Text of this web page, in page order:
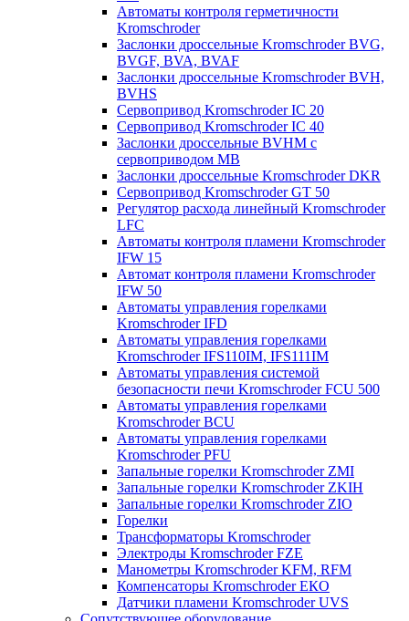
Автоматы контроля герметичности
Kromschroder
Заслонки дроссельные Kromschroder BVG,
BVGF, BVA, BVAF
Заслонки дроссельные Kromschroder BVH,
BVHS
Сервопривод Kromschroder IC 20
Сервопривод Kromschroder IC 40
Заслонки дроссельные BVHM с
сервоприводом МВ
Заслонки дроссельные Kromschroder DKR
Cервопривод Kromschroder GT 50
Регулятор расхода линейный Kromschroder
LFC
Автоматы контроля пламени Kromschroder
IFW 15
Автомат контроля пламени Kromschroder
IFW 50
Автоматы управления горелками
Kromschroder IFD
Автоматы управления горелками
Kromschroder IFS110IM, IFS111IM
Автоматы управления системой
безопасности печи Kromschroder FCU 500
Автоматы управления горелками
Kromschroder BCU
Автоматы управления горелками
Kromschroder PFU
Запальные горелки Kromschroder ZМI
Запальные горелки Kromschroder ZKIH
Запальные горелки Kromschroder ZIO
Горелки
Трансформаторы Kromschroder
Электроды Kromschroder FZE
Манометры Kromschroder KFM, RFM
Компенсаторы Kromschroder ЕКО
Датчики пламени Kromschroder UVS